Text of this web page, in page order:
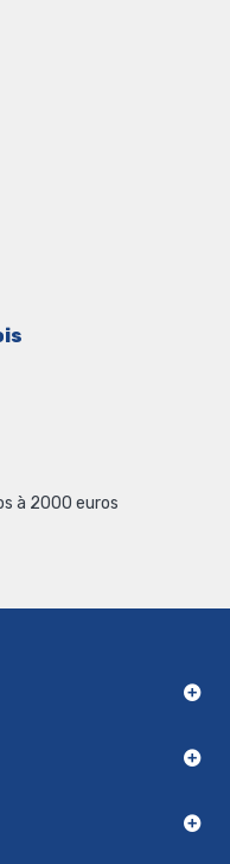
à 2000 euros